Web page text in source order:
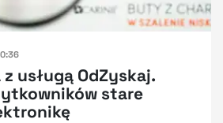
usługą OdZyskaj.
stare